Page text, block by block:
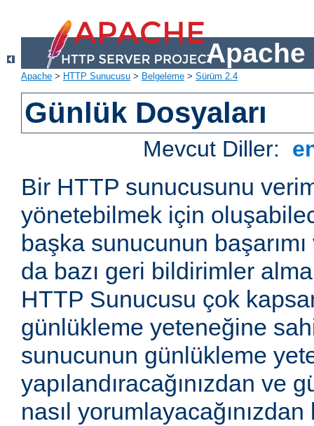
Apache
Apache > HTTP Sunucusu > Belgeleme > Sürüm 2.4
Günlük Dosyaları
Mevcut Diller:
Bir HTTP sunucusunu
yönetebilmek için
başka sunucunun
da bazı geri bildirimler
HTTP Sunucusu çok
günlükleme yeteneğine
sunucunun günlükleme
yapılandıracağınızdan ve
nasıl